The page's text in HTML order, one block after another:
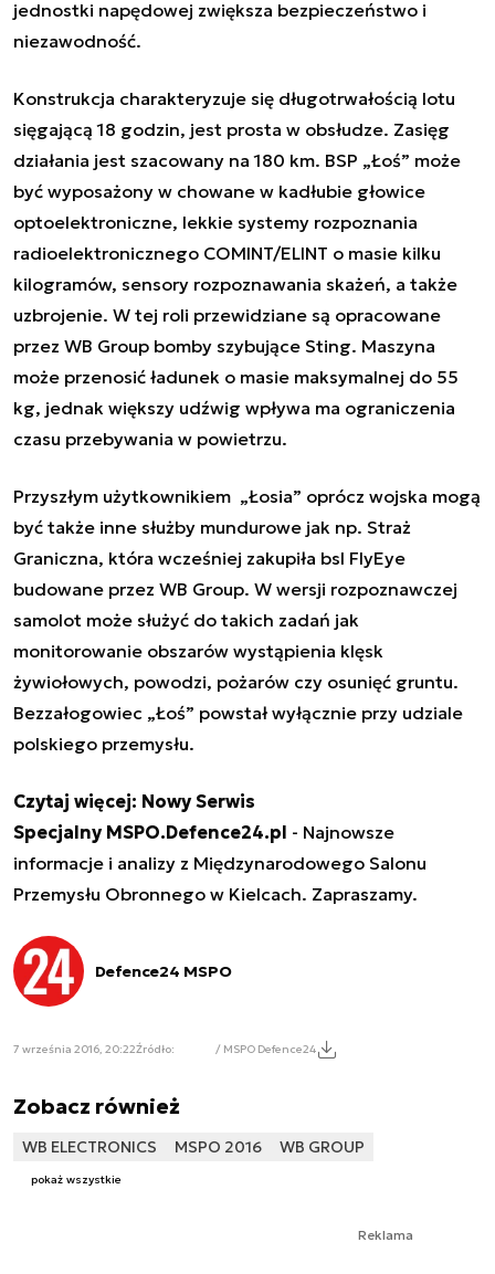
jednostki napędowej zwiększa bezpieczeństwo i
niezawodność.
Konstrukcja charakteryzuje się długotrwałością lotu
sięgającą 18 godzin, jest prosta w obsłudze. Zasięg
działania jest szacowany na 180 km. BSP „Łoś” może
być wyposażony w chowane w kadłubie głowice
optoelektroniczne, lekkie systemy rozpoznania
radioelektronicznego COMINT/ELINT o masie kilku
kilogramów, sensory rozpoznawania skażeń, a także
uzbrojenie. W tej roli przewidziane są opracowane
przez WB Group bomby szybujące Sting. Maszyna
może przenosić ładunek o masie maksymalnej do 55
kg, jednak większy udźwig wpływa ma ograniczenia
czasu przebywania w powietrzu.
Przyszłym użytkownikiem „Łosia” oprócz wojska mogą
być także inne służby mundurowe jak np. Straż
Graniczna, która wcześniej zakupiła bsl FlyEye
budowane przez WB Group. W wersji rozpoznawczej
samolot może służyć do takich zadań jak
monitorowanie obszarów wystąpienia klęsk
żywiołowych, powodzi, pożarów czy osunięć gruntu.
Bezzałogowiec „Łoś” powstał wyłącznie przy udziale
polskiego przemysłu.
Czytaj więcej: Nowy Serwis
Specjalny MSPO.Defence24.pl - Najnowsze
informacje i analizy z Międzynarodowego Salonu
Przemysłu Obronnego w Kielcach. Zapraszamy.
Defence24 MSPO
7 września 2016, 20:22Źródło: / MSPO Defence24
Zobacz również
WB ELECTRONICS MSPO 2016 WB GROUP
pokaż wszystkie
Reklama